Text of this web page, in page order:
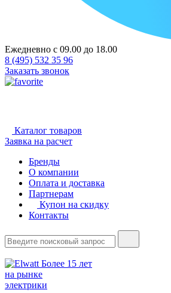
Ежедневно с 09.00 до 18.00
8 (495) 532 35 96
Заказать звонок
Каталог товаров
Заявка на расчет
Бренды
О компании
Оплата и доставка
Партнерам
Купон на скидку
Контакты
Более 15 лет
на рынке
электрики